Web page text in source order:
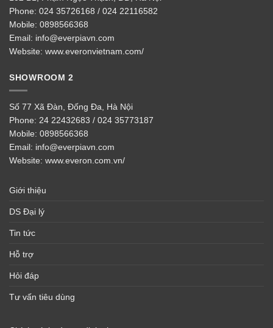
Phone: 024 35726168 / 024 22116582
Mobile: 0898566368
Email: info@everpiavn.com
Website: www.everonvietnam.com/
SHOWROOM 2
Số 77 Xã Đàn, Đống Đa, Hà Nội
Phone: 24 22432683 / 024 35773187
Mobile: 0898566368
Email: info@everpiavn.com
Website: www.everon.com.vn/
Giới thiệu
DS Đại lý
Tin tức
Hỗ trợ
Hỏi đáp
Tư vấn tiêu dùng